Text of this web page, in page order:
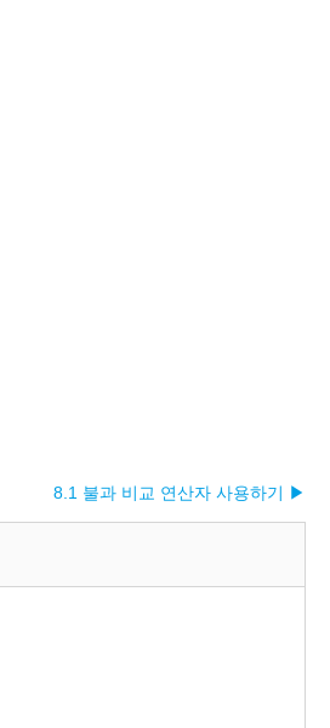
8.1 불과 비교 연산자 사용하기 ▶︎